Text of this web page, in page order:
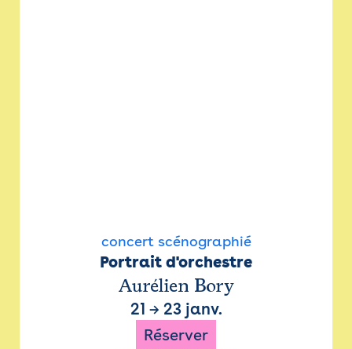
concert scénographié
Portrait d'orchestre
Aurélien Bory
21 → 23 janv.
Réserver